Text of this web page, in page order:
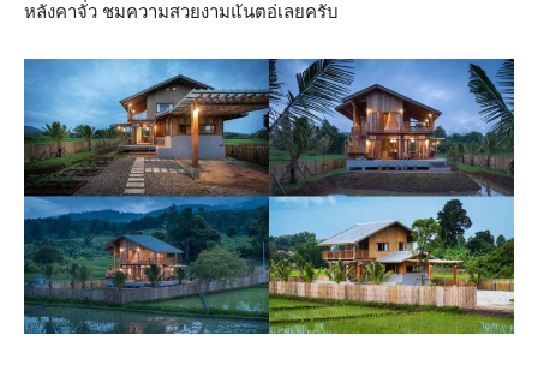
หลังคาจั่ว ชมความสวยงามแันตอ่เลยครับ